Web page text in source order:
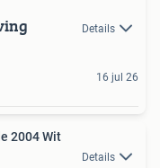
Details
16 jul 26
2004 Wit
Details